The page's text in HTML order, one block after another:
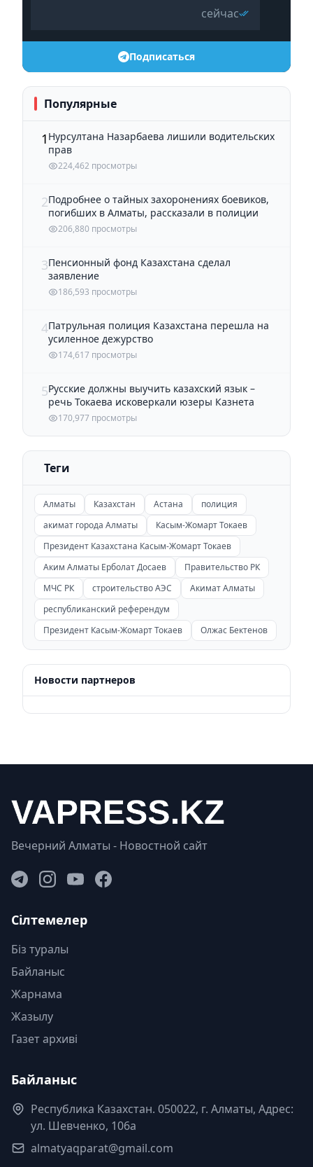
сейчас
Подписаться
Популярные
1 Нурсултана Назарбаева лишили водительских
прав
224,462 просмотры
2Подробнее о тайных захоронениях боевиков,
погибших в Алматы, рассказали в полиции
206,880 просмотры
3Пенсионный фонд Казахстана сделал
заявление
186,593 просмотры
4Патрульная полиция Казахстана перешла на
усиленное дежурство
174,617 просмотры
5Русские должны выучить казахский язык –
речь Токаева исковеркали юзеры Казнета
170,977 просмотры
Теги
Алматы Казахстан Астана
полиция
акимат города Алматы
Касым-Жомарт Токаев
Президент Казахстана Касым-Жомарт Токаев
Аким Алматы Ерболат Досаев
Правительство РК
МЧС РК
строительство АЭС
Акимат Алматы
республиканский референдум
Президент Касым-Жомарт Токаев
Олжас Бектенов
Новости партнеров
Вечерний Алматы - Новостной сайт
Сілтемелер
Біз туралы
Байланыс
Жарнама
Жазылу
Газет архиві
Байланыс
Республика Казахстан. 050022, г. Алматы, Адрес:
ул. Шевченко, 106а
almatyaqparat@gmail.com